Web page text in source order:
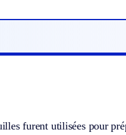
furent utilisées pour